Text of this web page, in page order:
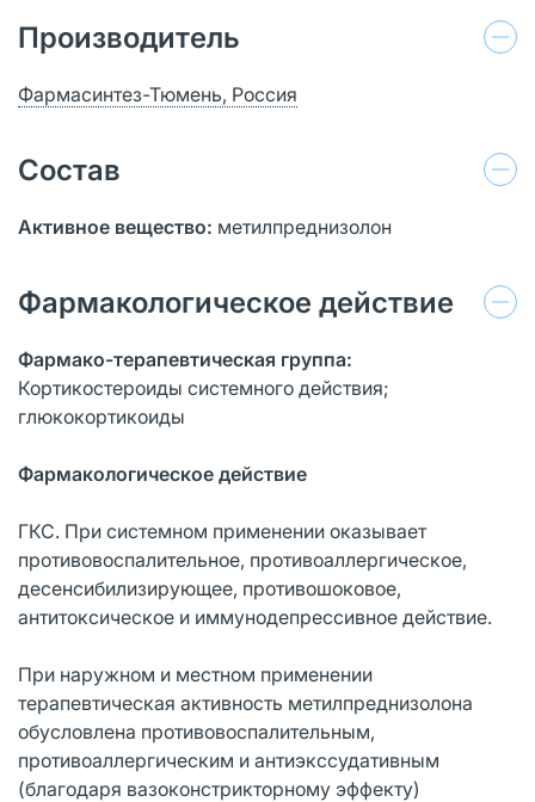
Производитель
Фармасинтез-Тюмень, Россия
Состав
Активное вещество: метилпреднизолон
Фармакологическое действие
Фармако-терапевтическая группа:
Кортикостероиды системного действия;
глюкокортикоиды
Фармакологическое действие
ГКС. При системном применении оказывает
противовоспалительное, противоаллергическое,
десенсибилизирующее, противошоковое,
антитоксическое и иммунодепрессивное действие.
При наружном и местном применении
терапевтическая активность метилпреднизолона
обусловлена противовоспалительным,
противоаллергическим и антиэкссудативным
(благодаря вазоконстрикторному эффекту)